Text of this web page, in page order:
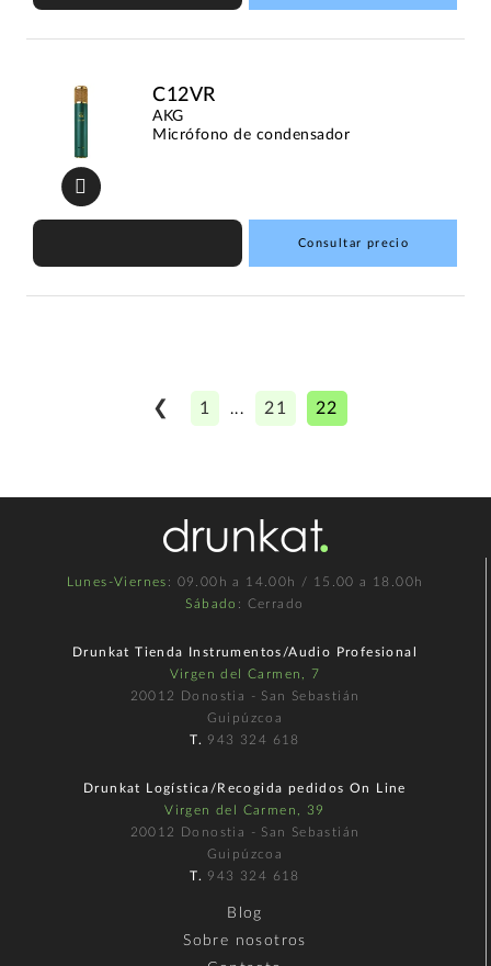
C12VR
AKG
Micrófono de condensador
Consultar precio
❮ 1 ... 21 22
Lunes-Viernes : 09.00h a 14.00h / 15.00 a 18.00h
Sábado : Cerrado
Drunkat Tienda Instrumentos/Audio Profesional
Virgen del Carmen, 7
20012 Donostia - San Sebastián
Guipúzcoa
T. 943 324 618
Drunkat Logística/Recogida pedidos On Line
Virgen del Carmen, 39
20012 Donostia - San Sebastián
Guipúzcoa
T. 943 324 618
Blog
Sobre nosotros